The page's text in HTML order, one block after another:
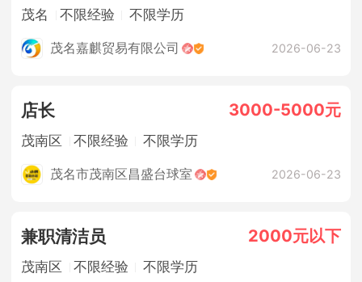
茂名 不限经验 不限学历
茂名嘉麒贸易有限公司 2026-06-23
店长 3000-5000元
茂南区 不限经验 不限学历
茂名市茂南区昌盛台球室 2026-06-23
兼职清洁员 2000元以下
茂南区 不限经验 不限学历